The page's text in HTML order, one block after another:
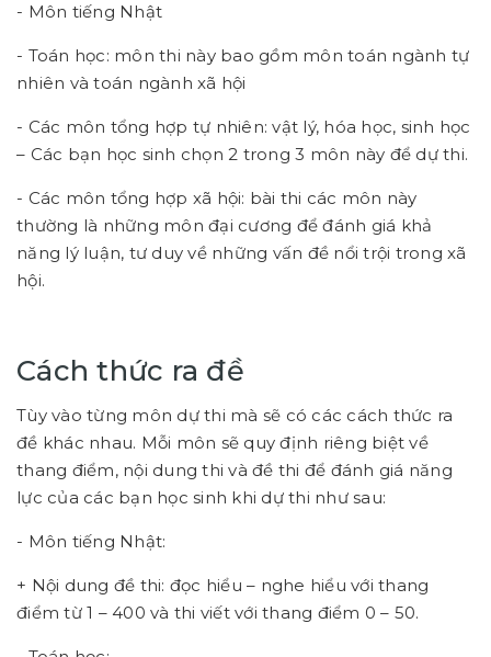
- Môn tiếng Nhật
- Toán học: môn thi này bao gồm môn toán ngành tự
nhiên và toán ngành xã hội
- Các môn tổng hợp tự nhiên: vật lý, hóa học, sinh học
– Các bạn học sinh chọn 2 trong 3 môn này để dự thi.
- Các môn tổng hợp xã hội: bài thi các môn này
thường là những môn đại cương để đánh giá khả
năng lý luận, tư duy về những vấn đề nổi trội trong xã
hội.
Cách thức ra đề
Tùy vào từng môn dự thi mà sẽ có các cách thức ra
đề khác nhau. Mỗi môn sẽ quy định riêng biệt về
thang điểm, nội dung thi và đề thi để đánh giá năng
lực của các bạn học sinh khi dự thi như sau:
- Môn tiếng Nhật:
+ Nội dung đề thi: đọc hiểu – nghe hiểu với thang
điểm từ 1 – 400 và thi viết với thang điểm 0 – 50.